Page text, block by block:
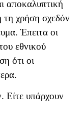
αποκαλυπτική
τη χρήση σχεδόν
Έπειτα οι
εθνικού
ότι οι
Είτε υπάρχουν